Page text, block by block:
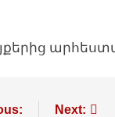
Next: